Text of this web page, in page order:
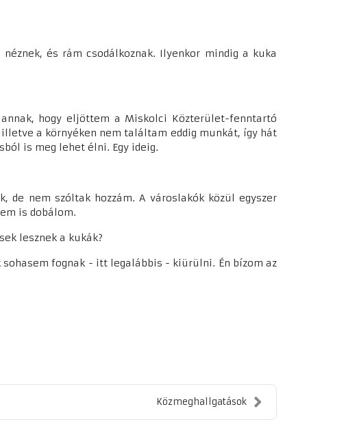
és rám csodálkoznak. Ilyenkor mindig a kuka
hogy eljöttem a Miskolci Közterület-fenntartó
a környéken nem találtam eddig munkát, így hát
is meg lehet élni. Egy ideig.
nem szóltak hozzám. A városlakók közül egyszer
is dobálom.
lesznek a kukák?
sohasem fognak - itt legalábbis - kiürülni. Én bízom az
Közmeghallgatások